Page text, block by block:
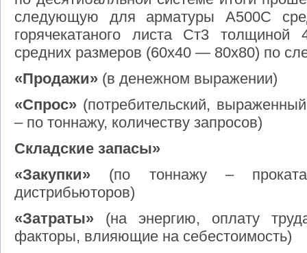
следующую для арматуры А500С
горячекатаного листа Ст3
средних размеров (60х40 — 80х80) по
«Продажи» (в денежном выражении)
«Спрос» (потребительский,
– по тоннажу, количеству запросов)
Складские запасы»
«Закупки» (по тоннажу –
дистрибьюторов)
«Затраты» (на энергию, оплату
факторы, влияющие на себестоимость)